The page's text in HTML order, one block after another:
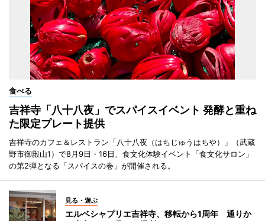
食べる
吉祥寺「八十八夜」でスパイスイベント 発酵と重ね
た限定プレート提供
吉祥寺のカフェ＆レストラン「八十八夜（はちじゅうはちや）」（武蔵
野市御殿山1）で8月9日・16日、食文化体験イベント「食文化サロン」
の第2弾となる「スパイスの巻」が開催される。
見る・遊ぶ
エルベシャプリエ吉祥寺、移転から1周年 通りか